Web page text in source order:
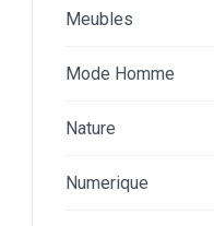
Meubles
Mode Homme
Nature
Numerique